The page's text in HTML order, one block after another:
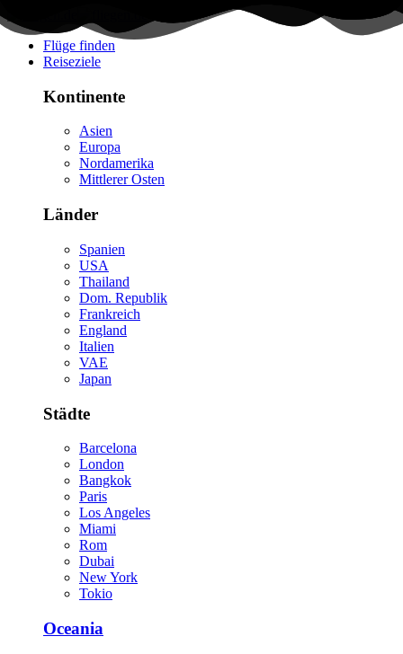
Flüge finden
Reiseziele
Kontinente
Asien
Europa
Nordamerika
Mittlerer Osten
Länder
Spanien
USA
Thailand
Dom. Republik
Frankreich
England
Italien
VAE
Japan
Städte
Barcelona
London
Bangkok
Paris
Los Angeles
Miami
Rom
Dubai
New York
Tokio
Oceania